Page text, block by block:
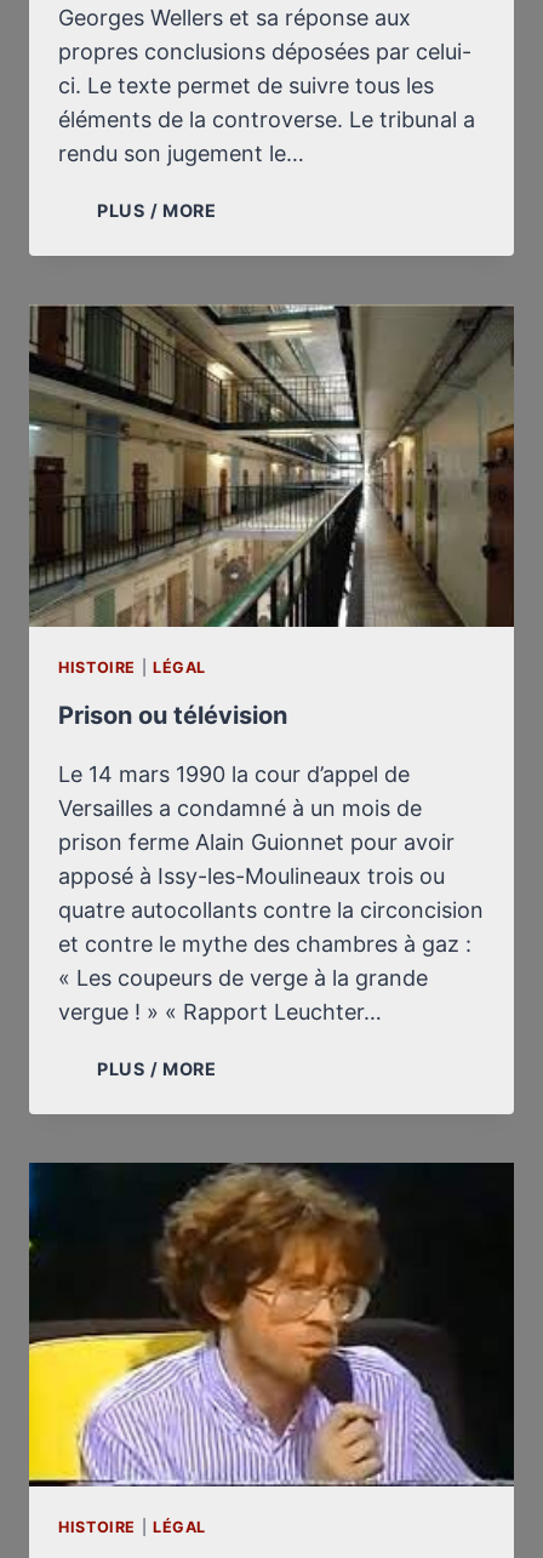
Georges Wellers et sa réponse aux
propres conclusions déposées par celui-
ci. Le texte permet de suivre tous les
éléments de la controverse. Le tribunal a
rendu son jugement le…
PLUS / MORE
TRIBUNAL”
CONCLUSIONS
DANS
L’AFFAIRE
GEORGES
WELLERS
HISTOIRE LÉGAL
Prison ou télévision
Le 14 mars 1990 la cour d’appel de
Versailles a condamné à un mois de
prison ferme Alain Guionnet pour avoir
apposé à Issy-les-Moulineaux trois ou
quatre autocollants contre la circoncision
et contre le mythe des chambres à gaz :
« Les coupeurs de verge à la grande
vergue ! » « Rapport Leuchter…
PLUS / MORE
TÉLÉVISION
HISTOIRE LÉGAL